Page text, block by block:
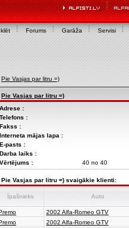
Forums Garāža Servisi
Pie Vasjas par litru =)
Pie Vasjas par litru =)
Adrese :
Telefons :
Fakss :
Interneta mājas lapa :
E-pasts :
Darba laiks :
Vērtējums :
40 no 40
Pie Vasjas par litru =) svaigākie klienti:
Īpašnieks Auto
2002 Alfa-Romeo GTV
2002 Alfa-Romeo GTV